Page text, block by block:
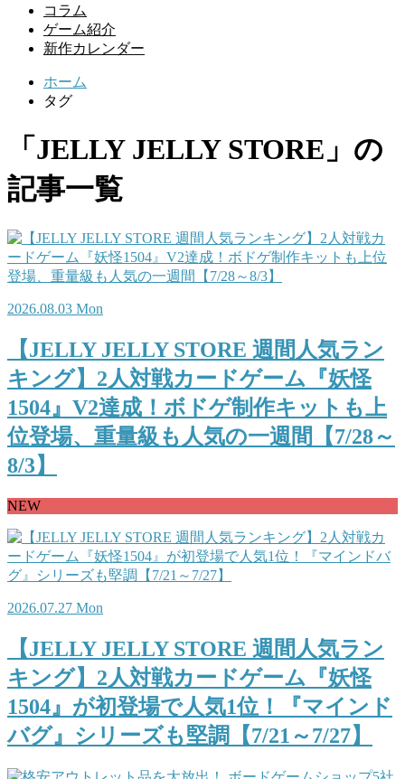
コラム
ゲーム紹介
新作カレンダー
ホーム
タグ
「JELLY JELLY STORE」の
記事一覧
2026.08.03 Mon
【JELLY JELLY STORE 週間人気ラン
キング】2人対戦カードゲーム『妖怪
1504』V2達成！ボドゲ制作キットも上
位登場、重量級も人気の一週間【7/28～
8/3】
NEW
2026.07.27 Mon
【JELLY JELLY STORE 週間人気ラン
キング】2人対戦カードゲーム『妖怪
1504』が初登場で人気1位！『マインド
バグ』シリーズも堅調【7/21～7/27】